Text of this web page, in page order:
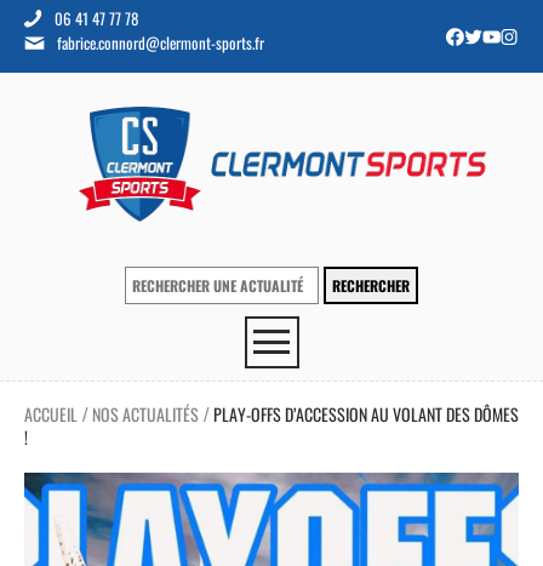
06 41 47 77 78
fabrice.connord@clermont-sports.fr
ACCUEIL / NOS ACTUALITÉS /PLAY-OFFS D’ACCESSION AU VOLANT DES DÔMES
!